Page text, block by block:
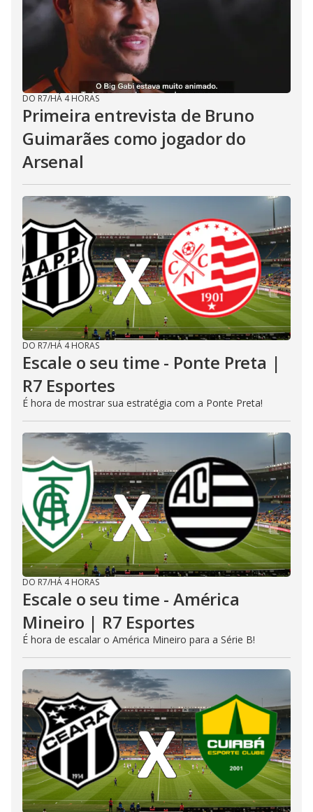
DO R7/HÁ 4 HORAS
Primeira entrevista de Bruno
Guimarães como jogador do
Arsenal
DO R7/HÁ 4 HORAS
Escale o seu time - Ponte Preta |
R7 Esportes
É hora de mostrar sua estratégia com a Ponte Preta!
DO R7/HÁ 4 HORAS
Escale o seu time - América
Mineiro | R7 Esportes
É hora de escalar o América Mineiro para a Série B!